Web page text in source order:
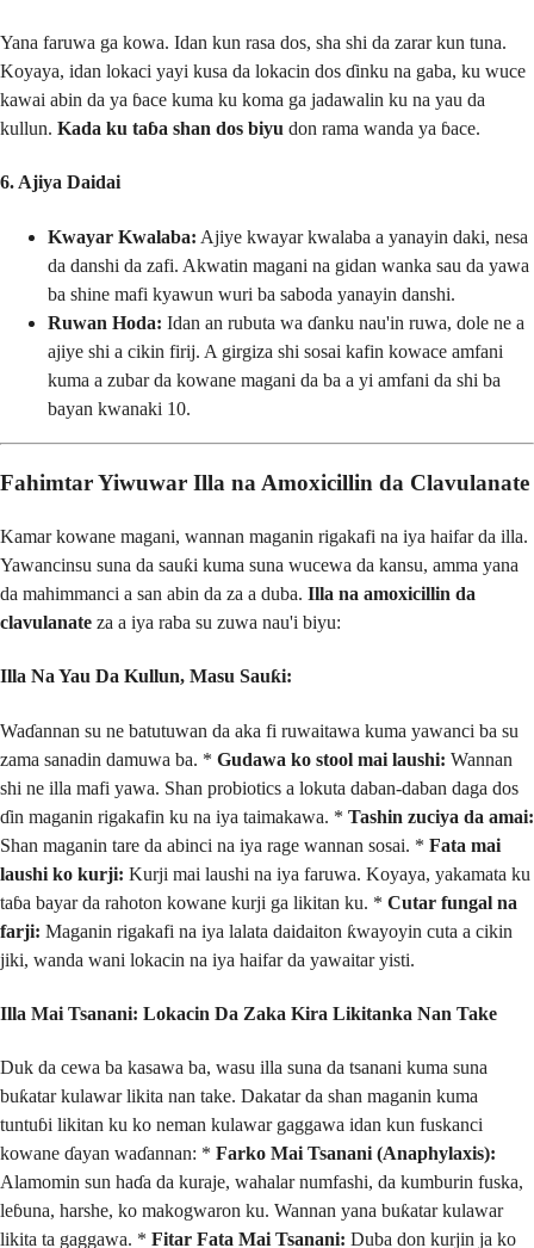
Yana faruwa ga kowa. Idan kun rasa dos, sha shi da zarar kun tuna.
Koyaya, idan lokaci yayi kusa da lokacin dos ɗinku na gaba, ku wuce
kawai abin da ya ɓace kuma ku koma ga jadawalin ku na yau da
kullun. Kada ku taɓa shan dos biyu don rama wanda ya ɓace.
6. Ajiya Daidai
Kwayar Kwalaba: Ajiye kwayar kwalaba a yanayin daki, nesa
da danshi da zafi. Akwatin magani na gidan wanka sau da yawa
ba shine mafi kyawun wuri ba saboda yanayin danshi.
Ruwan Hoda: Idan an rubuta wa ɗanku nau'in ruwa, dole ne a
ajiye shi a cikin firij. A girgiza shi sosai kafin kowace amfani
kuma a zubar da kowane magani da ba a yi amfani da shi ba
bayan kwanaki 10.
Fahimtar Yiwuwar Illa na Amoxicillin da Clavulanate
Kamar kowane magani, wannan maganin rigakafi na iya haifar da illa.
Yawancinsu suna da sauƙi kuma suna wucewa da kansu, amma yana
da mahimmanci a san abin da za a duba. Illa na amoxicillin da
clavulanate za a iya raba su zuwa nau'i biyu:
Illa Na Yau Da Kullun, Masu Sauƙi:
Waɗannan su ne batutuwan da aka fi ruwaitawa kuma yawanci ba su
zama sanadin damuwa ba. * Gudawa ko stool mai laushi: Wannan
shi ne illa mafi yawa. Shan probiotics a lokuta daban-daban daga dos
ɗin maganin rigakafin ku na iya taimakawa. * Tashin zuciya da amai:
Shan maganin tare da abinci na iya rage wannan sosai. * Fata mai
laushi ko kurji: Kurji mai laushi na iya faruwa. Koyaya, yakamata ku
taɓa bayar da rahoton kowane kurji ga likitan ku. * Cutar fungal na
farji: Maganin rigakafi na iya lalata daidaiton ƙwayoyin cuta a cikin
jiki, wanda wani lokacin na iya haifar da yawaitar yisti.
Illa Mai Tsanani: Lokacin Da Zaka Kira Likitanka Nan Take
Duk da cewa ba kasawa ba, wasu illa suna da tsanani kuma suna
buƙatar kulawar likita nan take. Dakatar da shan maganin kuma
tuntuɓi likitan ku ko neman kulawar gaggawa idan kun fuskanci
kowane ɗayan waɗannan: * Farko Mai Tsanani (Anaphylaxis):
Alamomin sun haɗa da kuraje, wahalar numfashi, da kumburin fuska,
leɓuna, harshe, ko makogwaron ku. Wannan yana buƙatar kulawar
likita ta gaggawa. * Fitar Fata Mai Tsanani: Duba don kurjin ja ko